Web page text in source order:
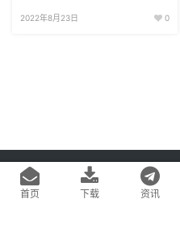
2022年8月23日 0
Copyright © 2020 游戏易站 版权所有
首页
下载 资讯